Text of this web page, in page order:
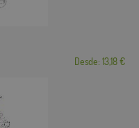
Desde: 13,18 €